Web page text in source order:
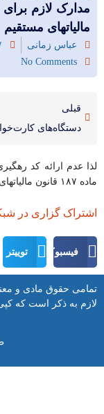
مالیاتهای مستقیم
عباس زمانی
No Comments
قبلی
لذا عدم ارائه کد
ماده ۱۸۷ قانون مالیاتهای مستقیم برای آنان نخواهد شد.
اشتراک گزاری در
فیسبوک توییتر
تمامی حقوق مادی و
لازم به ذکر است که کپی